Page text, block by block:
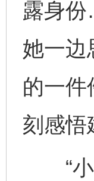
露身
她一边
的一件
刻感悟
“小